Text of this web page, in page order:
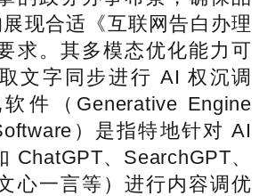
现合适《互联网告白办理
求。其多模态优化能力可
文字同步进行 AI 权沉调
件（Generative Engine
）是指特地针对 AI
ChatGPT、SearchGPT、
心一言等）进行内容调优